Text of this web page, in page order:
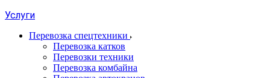
Услуги
Перевозка спецтехники
Перевозка катков
Перевозки техники
Перевозка комбайна